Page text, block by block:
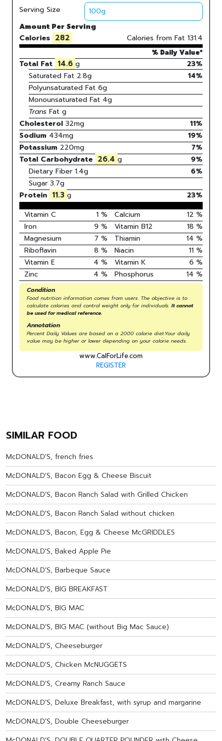
Serving Size
Amount Per Serving
Calories 282 Calories from Fat 131.4
% Daily Value*
Total Fat 14.6 g
23%
Saturated Fat 2.8g 14%
Polyunsaturated Fat 6g
Monounsaturated Fat 4g
TransFat g
Cholesterol 32mg 11%
Sodium 434mg 19%
Potassium 220mg 7%
Total Carbohydrate 26.4 g 9%
Dietary Fiber 1.4g
6%
Sugar 3.7g
Protein 11.3 g 23%
Vitamin C
1 % Calcium 12 %
Iron
9 % Vitamin B12 18 %
Magnesium
7 % Thiamin 14 %
Riboflavin
8 % Niacin 11 %
Vitamin E
4 % Vitamin K 6 %
Zinc
4 % Phosphorus 14 %
Condition
Food nutrition information comes from users. The objective is to
calculate calories and control weight only for individuals. It cannot
be used for medical reference.
Annotation
Percent Daily Values are based on a 2000 calorie diet.Your daily
value may be higher or lower depending on your calorie needs.
www.CalForLife.com
REGISTER
SIMILAR FOOD
McDONALD'S, french fries
McDONALD'S, Bacon Egg & Cheese Biscuit
McDONALD'S, Bacon Ranch Salad with Grilled Chicken
McDONALD'S, Bacon Ranch Salad without chicken
McDONALD'S, Bacon, Egg & Cheese McGRIDDLES
McDONALD'S, Baked Apple Pie
McDONALD'S, Barbeque Sauce
McDONALD'S, BIG BREAKFAST
McDONALD'S, BIG MAC
McDONALD'S, BIG MAC (without Big Mac Sauce)
McDONALD'S, Cheeseburger
McDONALD'S, Chicken McNUGGETS
McDONALD'S, Creamy Ranch Sauce
McDONALD'S, Deluxe Breakfast, with syrup and margarine
McDONALD'S, Double Cheeseburger